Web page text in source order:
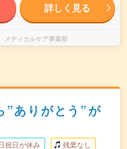
詳しく見る
ディカルケア事業部
”ありがとう”が
祝日が休み 残業なし